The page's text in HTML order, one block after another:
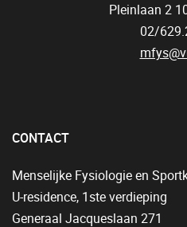
Pleinlaan 2
02/
CONTACT
Menselijke Fysiologie en
U-residence, 1ste verdieping
Generaal Jacqueslaan 271